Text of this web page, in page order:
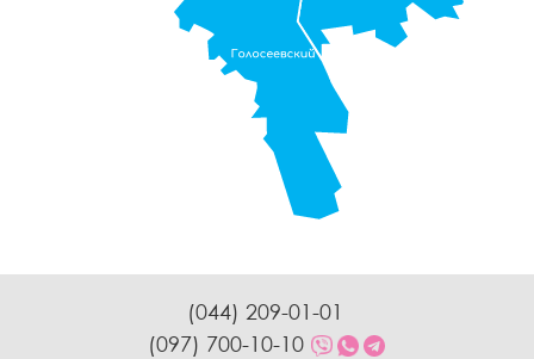
(044) 209-01-01
(097) 700-10-10